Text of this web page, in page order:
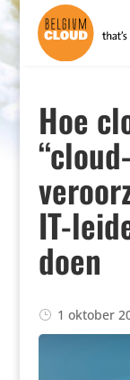
Hoe
IT-
doen
1 oktober